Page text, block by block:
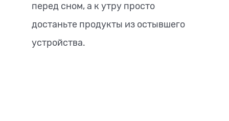
перед сном, а к утру просто
достаньте продукты из остывшего
устройства.